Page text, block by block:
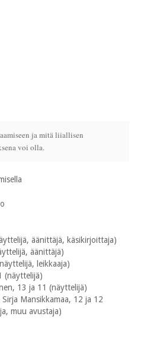
ja mitä liiallisen
voi olla.
äänittäjä, käsikirjoittaja)
äänittäjä)
leikkaaja)
(näyttelijä)
13 ja 11 (näyttelijä)
Mansikkamaa, 12 ja 12
muu avustaja)